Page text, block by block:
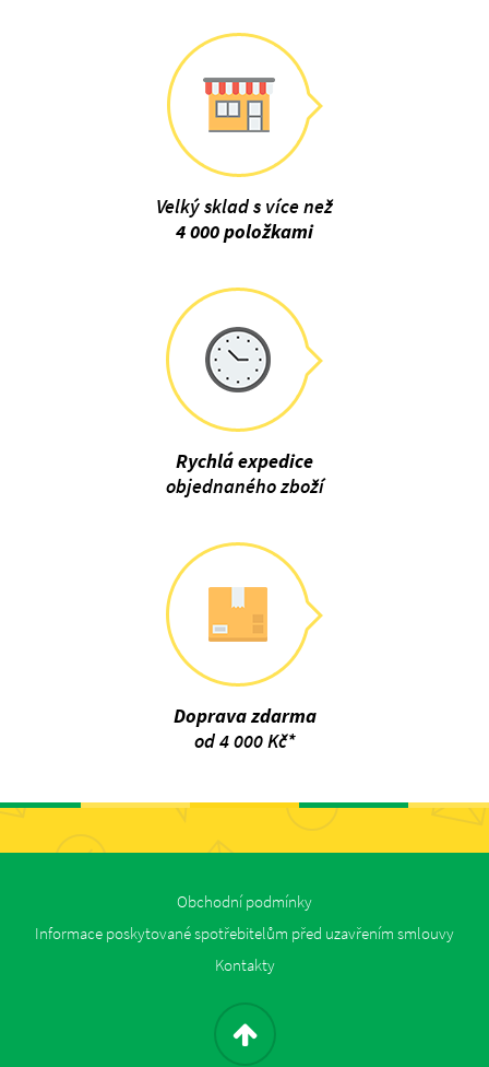
Velký sklad s více než
4 000 položkami
Rychlá expedice
objednaného zboží
Doprava zdarma
od 4 000 Kč*
Obchodní podmínky
Informace poskytované spotřebitelům před uzavřením smlouvy
Kontakty